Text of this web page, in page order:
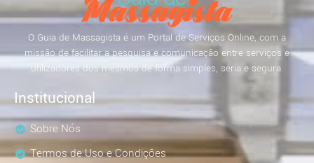
O Guia de Massagista é um Portal de Serviços Online, com a
missão de facilitar a pesquisa e comunicação entre serviços e
utilizadores dos mesmos de forma simples, séria e segura.
Institucional
Sobre Nós
Termos de Uso e Condições